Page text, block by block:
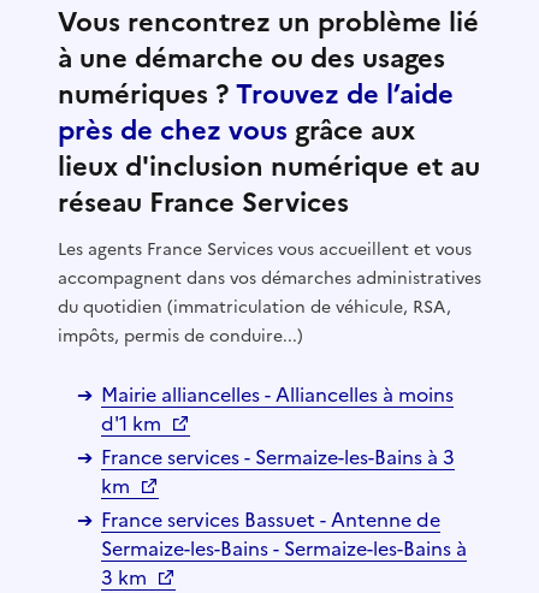
Vous rencontrez un problème lié
à une démarche ou des usages
numériques ?Trouvez de l’aide
près de chez vous grâce aux
lieux d'inclusion numérique et au
réseau France Services
Les agents France Services vous accueillent et vous
accompagnent dans vos démarches administratives
du quotidien (immatriculation de véhicule, RSA,
impôts, permis de conduire...)
Mairie alliancelles - Alliancelles à moins
d'1 km
France services - Sermaize-les-Bains à 3
km
France services Bassuet - Antenne de
Sermaize-les-Bains - Sermaize-les-Bains à
3 km